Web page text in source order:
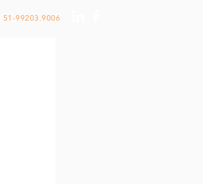
51-99203.9006